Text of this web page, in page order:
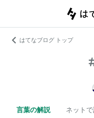
はてなブログ トップ
言葉の解説 ネット